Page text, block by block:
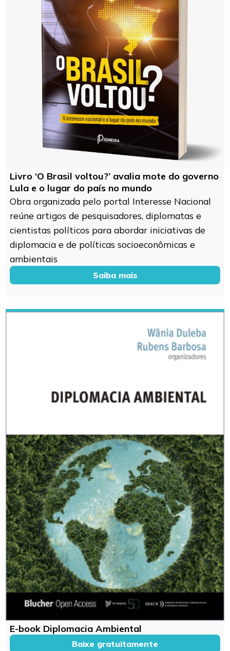
Livro ‘O Brasil voltou?’ avalia mote do governo
Lula e o lugar do país no mundo
Obra organizada pelo portal Interesse Nacional
reúne artigos de pesquisadores, diplomatas e
cientistas políticos para abordar iniciativas de
diplomacia e de políticas socioeconômicas e
ambientais
Saiba mais
E-book Diplomacia Ambiental
Baixe gratuitamente